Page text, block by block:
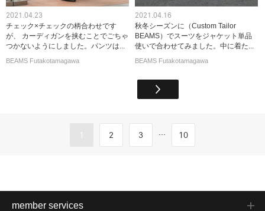
2021.04.23
チェック×チェックの柄合わせです
が、 カーディガンを挟むことでごちゃ
つかないようにしました。パンツは...
BEAMS Futakotamagawa
2021.04.16
秋冬シーズンに（Custom Tailor
BEAMS）でスーツをジャケット単品
使いで合わせてみました。中に着た...
BEAMS Futakotamagawa
1 2 3 ... 10
member services